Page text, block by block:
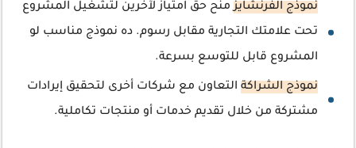
نموذج الفرنشايزمنح حق امتياز لآخرين لتشغيل المشروع
تحت علامتك التجارية مقابل رسوم. ده نموذج مناسب لو
المشروع قابل للتوسع بسرعة.
نموذج الشراكة التعاون مع شركات أخرى لتحقيق إيرادات
مشتركة من خلال تقديم خدمات أو منتجات تكاملية.